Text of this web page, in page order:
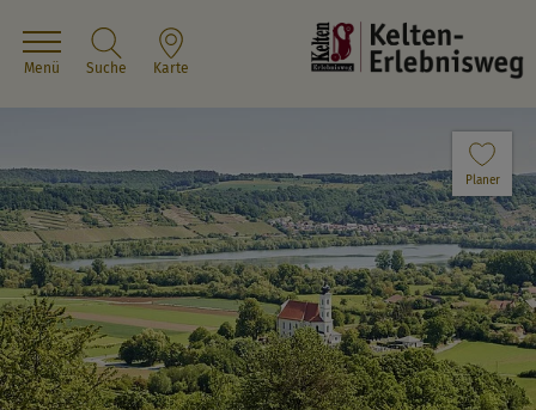
Menü Suche Karte
Planer